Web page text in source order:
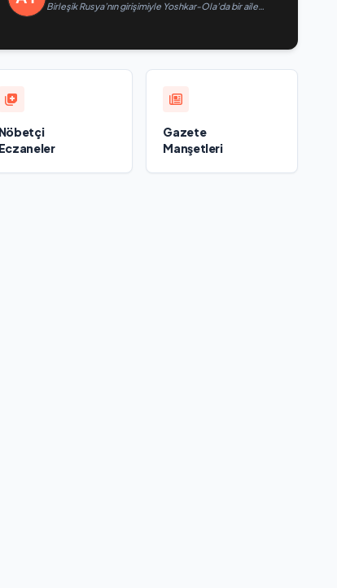
Birleşik Rusya’nın girişimiyle Yoshkar-Ola’da bir aile
Nöbetçi
Eczaneler
Gazete
Manşetleri